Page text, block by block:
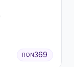
RON369